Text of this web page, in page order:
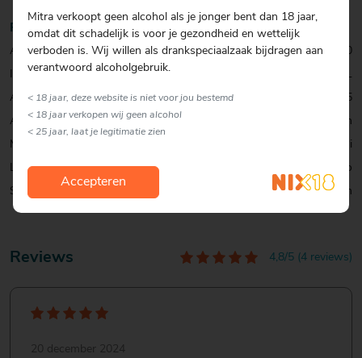
Reviews 4,8/5 (4 reviews)
20 december 2024
Productinformatie
Artikelcode:
0320277000
Inhoud:
70 CL
Alcohol percentage:
37,5
Allergenen:
Geen
Merk:
Bacardi
Land:
Puerto Rico
Soort:
Rum
Mitra verkoopt geen alcohol als je jonger bent dan 18 jaar,
omdat dit schadelijk is voor je gezondheid en wettelijk
verboden is. Wij willen als drankspeciaalzaak bijdragen aan
verantwoord alcoholgebruik.
< 18 jaar, deze website is niet voor jou bestemd
< 18 jaar verkopen wij geen alcohol
< 25 jaar, laat je legitimatie zien
Accepteren